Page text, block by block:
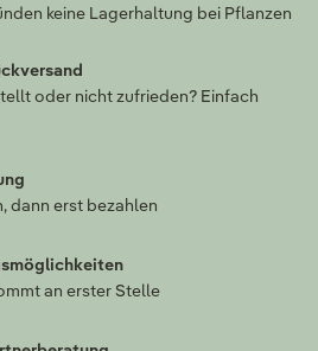
keine Lagerhaltung bei Pflanzen
oder nicht zufrieden? Einfach
dann erst bezahlen
an erster Stelle